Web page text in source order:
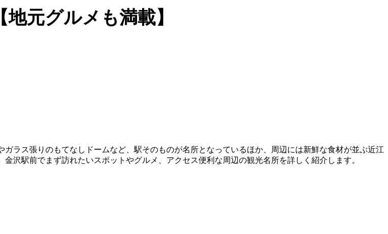
元グルメも満載】
ラス張りのもてなしドームなど、駅そのものが名所となっているほか、周辺には新鮮な食材が並ぶ近江
沢駅前でまず訪れたいスポットやグルメ、アクセス便利な周辺の観光名所を詳しく紹介します。